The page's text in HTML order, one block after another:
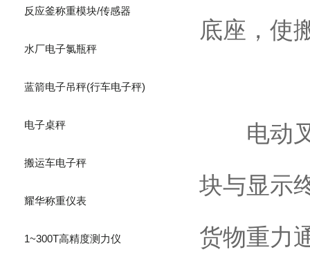
反应釜称重模块/传感器
水厂电子氯瓶秤
蓝箭电子吊秤(行车电子秤)
电子桌秤
搬运车电子秤
耀华称重仪表
1~300T高精度测力仪
底座，使
电动叉
块与显示
货物重力